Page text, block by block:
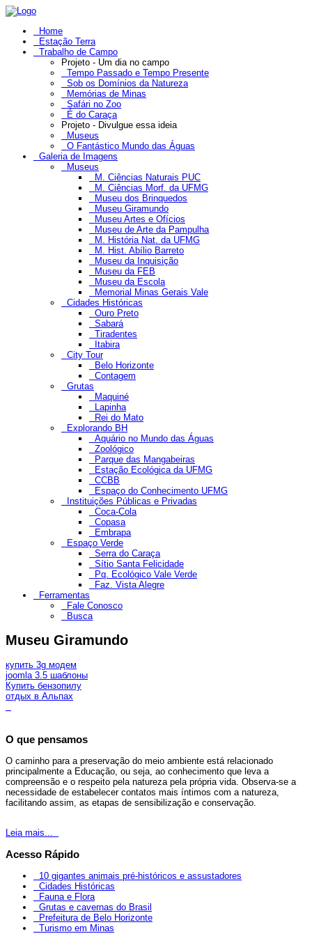
Home
Estação Terra
Trabalho de Campo
Projeto - Um dia no campo
Tempo Passado e Tempo Presente
Sob os Domínios da Natureza
Memórias de Minas
Safári no Zoo
É do Caraça
Projeto - Divulgue essa ideia
Museus
O Fantástico Mundo das Águas
Galeria de Imagens
Museus
M. Ciências Naturais PUC
M. Ciências Morf. da UFMG
Museu dos Brinquedos
Museu Giramundo
Museu Artes e Ofícios
Museu de Arte da Pampulha
M. História Nat. da UFMG
M. Hist. Abílio Barreto
Museu da Inquisição
Museu da FEB
Museu da Escola
Memorial Minas Gerais Vale
Cidades Históricas
Ouro Preto
Sabará
Tiradentes
Itabira
City Tour
Belo Horizonte
Contagem
Grutas
Maquiné
Lapinha
Rei do Mato
Explorando BH
Aquário no Mundo das Águas
Zoológico
Parque das Mangabeiras
Estação Ecológica da UFMG
CCBB
Espaço do Conhecimento UFMG
Instituições Públicas e Privadas
Coca-Cola
Copasa
Embrapa
Espaço Verde
Serra do Caraça
Sítio Santa Felicidade
Pq. Ecológico Vale Verde
Faz. Vista Alegre
Ferramentas
Fale Conosco
Busca
Museu Giramundo
купить 3g модем
joomla 3.5 шаблоны
Купить бензопилу
отдых в Альпах
O que pensamos
O caminho para a preservação do meio ambiente está relacionado
principalmente a Educação, ou seja, ao conhecimento que leva a
compreensão e o respeito pela natureza pela própria vida. Observa-se a
necessidade de estabelecer contatos mais íntimos com a natureza,
facilitando assim, as etapas de sensibilização e conservação.
Leia mais...
Acesso Rápido
10 gigantes animais pré-históricos e assustadores
Cidades Históricas
Fauna e Flora
Grutas e cavernas do Brasil
Prefeitura de Belo Horizonte
Turismo em Minas